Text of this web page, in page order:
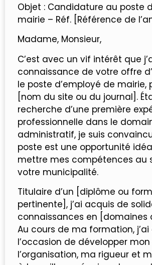
Objet : Candidature au poste
mairie – Réf. [Référence de
Madame, Monsieur,
C’est avec un vif intérêt que
connaissance de votre offre
le poste d’employé de mairie,
[nom du site ou du journal].
recherche d’une première
professionnelle dans le
administratif, je suis
poste est une opportunité
mettre mes compétences au
votre municipalité.
Titulaire d’un [diplôme ou
pertinente], j’ai acquis de
connaissances en [domaines
Au cours de ma formation, j’ai
l’occasion de développer
l’organisation, ma rigueur et